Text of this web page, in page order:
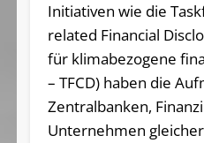
Initiativen wie die
related Financial
für klimabezogene
– TFCD) haben die
Zentralbanken,
Unternehmen